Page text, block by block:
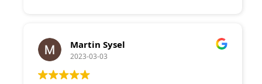
Martin Sysel
2023-03-03